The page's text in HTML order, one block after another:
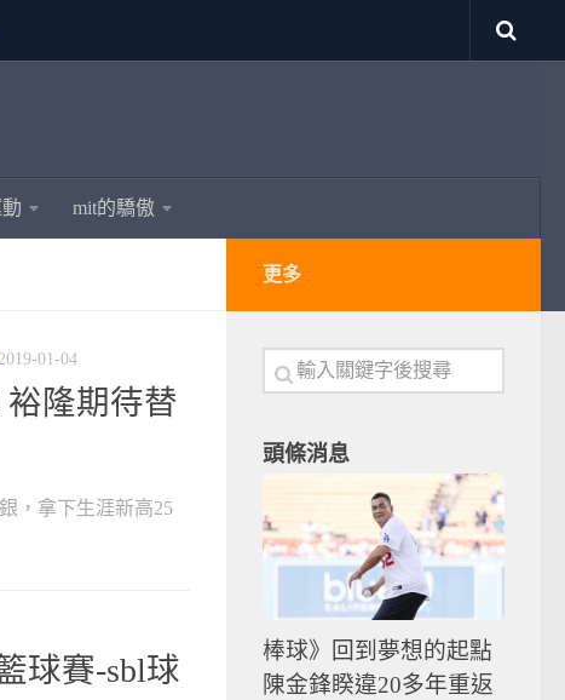
mit的驕傲
01-04
隆期待替
，拿下生涯新高25
球賽-sbl球
更多
頭條消息
棒球》回到夢想的起點
陳金鋒睽違20多年重返